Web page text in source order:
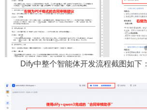
Dify中整个智能体开发流程截图如下：